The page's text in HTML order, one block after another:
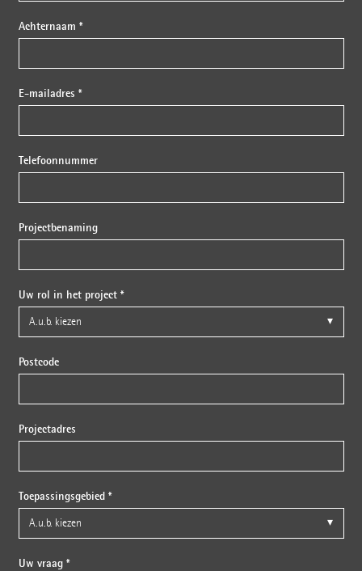
Achternaam *
E-mailadres *
Telefoonnummer
Projectbenaming
Uw rol in het project *
Postcode
Projectadres
Toepassingsgebied *
Uw vraag *